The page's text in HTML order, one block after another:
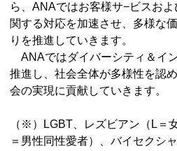
ら、ANAではお客様サ−ビスお
関する対応を加速させ、多様な
りを推進していきます。
ANAではダイバーシティ＆イ
推進し、社会全体が多様性を認
会の実現に貢献していきます。
（※）LGBT、レズビアン（L＝
＝男性同性愛者）、バイセクシ